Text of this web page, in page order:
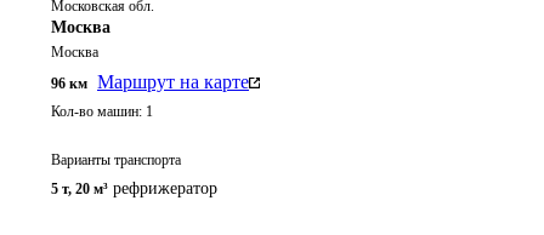
Московская обл.
Москва
Москва
96 км Маршрут на карте
Кол-во машин: 1
Варианты транспорта
5 т, 20 м³ рефрижератор